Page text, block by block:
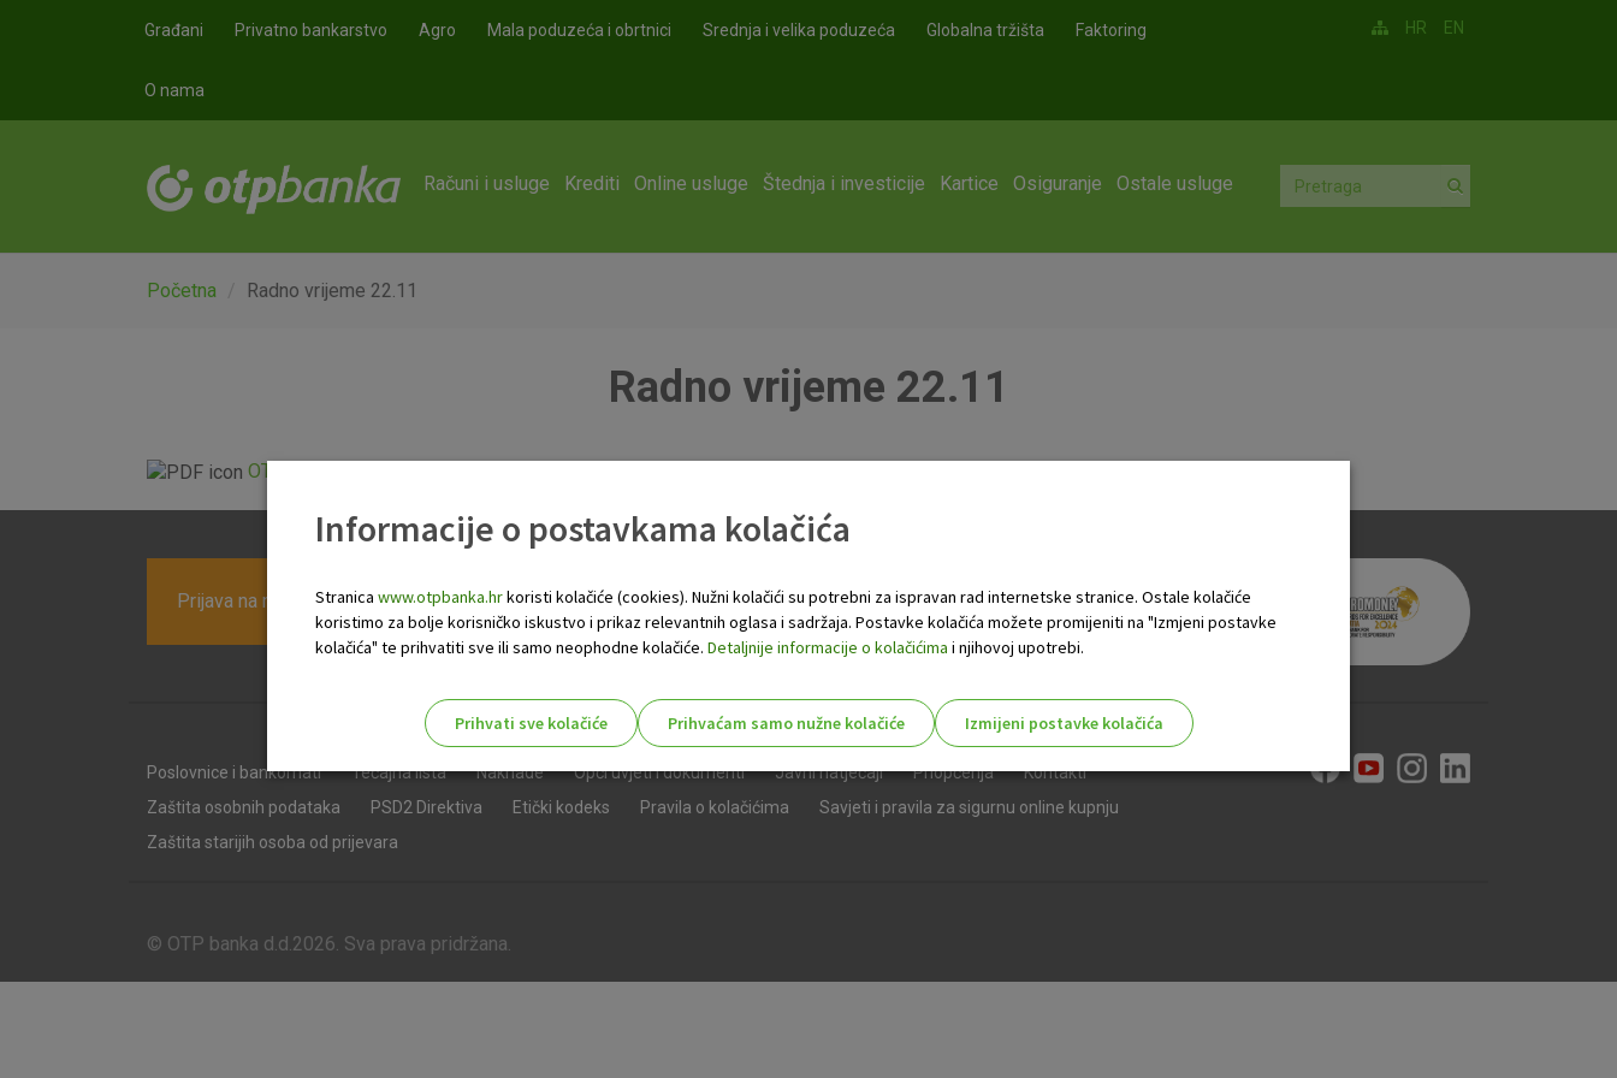
Građani Privatno bankarstvo Agro Mala poduzeća i obrtnici Srednja i velika poduzeća Globalna tržišta Faktoring
O nama
HR EN
Računi i usluge Krediti Online usluge Štednja i investicije Kartice Osiguranje Ostale usluge
Početna Radno vrijeme 22.11
Radno vrijeme 22.11
OTP banka radno vrijeme_22.11..pdf
Prijava na newsletter OTP banke
Poslovnice i bankomati Tečajna lista Naknade Opći uvjeti i dokumenti Javni natječaji Priopćenja
Kontakti
Zaštita osobnih podataka
PSD2 Direktiva Etički kodeks Pravila o kolačićima
Savjeti i pravila za sigurnu online kupnju
Zaštita starijih osoba od prijevara
© OTP banka d.d.2026. Sva prava pridržana.
Informacije o postavkama kolačića
Stranica www.otpbanka.hrkoristi kolačiće (cookies). Nužni kolačići su potrebni za ispravan rad internetske stranice. Ostale kolačiće
koristimo za bolje korisničko iskustvo i prikaz relevantnih oglasa i sadržaja. Postavke kolačića možete promijeniti na "Izmjeni postavke
kolačića" te prihvatiti sve ili samo neophodne kolačiće. Detaljnije informacije o kolačićima i njihovoj upotrebi.
Prihvati sve kolačiće Prihvaćam samo nužne kolačiće
Izmijeni postavke kolačića